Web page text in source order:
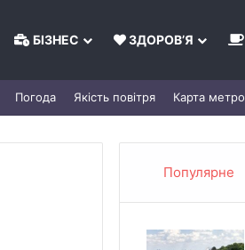
БІЗНЕС ЗДОРОВ’Я
Погода Якість повітря Карта метро
Популярне